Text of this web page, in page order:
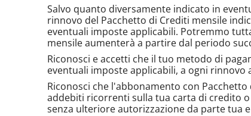
Salvo quanto diversamente indicato in
rinnovo del Pacchetto di Crediti mensile
eventuali imposte applicabili. Potremmo
mensile aumenterà a partire dal periodo
Riconosci e accetti che il tuo metodo di
eventuali imposte applicabili, a ogni rinnovo
Riconosci che l'abbonamento con
addebiti ricorrenti sulla tua carta di credito
senza ulteriore autorizzazione da parte tua